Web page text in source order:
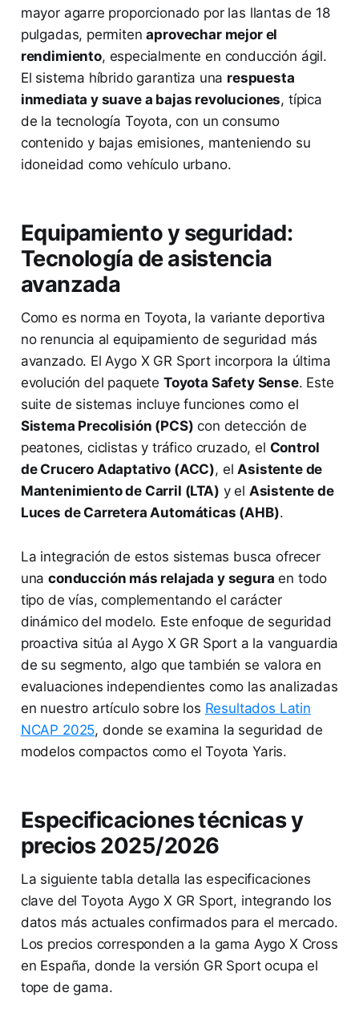
mayor agarre proporcionado por las llantas de 18
pulgadas, permitenaprovechar mejor el
rendimiento, especialmente en conducción ágil.
El sistema híbrido garantiza una respuesta
inmediata y suave a bajas revoluciones, típica
de la tecnología Toyota, con un consumo
contenido y bajas emisiones, manteniendo su
idoneidad como vehículo urbano.
Equipamiento y seguridad:
Tecnología de asistencia
avanzada
Como es norma en Toyota, la variante deportiva
no renuncia al equipamiento de seguridad más
avanzado. El Aygo X GR Sport incorpora la última
evolución del paquete Toyota Safety Sense. Este
suite de sistemas incluye funciones como el
Sistema Precolisión (PCS) con detección de
peatones, ciclistas y tráfico cruzado, el Control
de Crucero Adaptativo (ACC), el Asistente de
Mantenimiento de Carril (LTA) y el Asistente de
Luces de Carretera Automáticas (AHB).
La integración de estos sistemas busca ofrecer
unaconducción más relajada y segura en todo
tipo de vías, complementando el carácter
dinámico del modelo. Este enfoque de seguridad
proactiva sitúa al Aygo X GR Sport a la vanguardia
de su segmento, algo que también se valora en
evaluaciones independientes como las analizadas
en nuestro artículo sobre los Resultados Latin
NCAP 2025, donde se examina la seguridad de
modelos compactos como el Toyota Yaris.
Especificaciones técnicas y
precios 2025/2026
La siguiente tabla detalla las especificaciones
clave del Toyota Aygo X GR Sport, integrando los
datos más actuales confirmados para el mercado.
Los precios corresponden a la gama Aygo X Cross
en España, donde la versión GR Sport ocupa el
tope de gama.